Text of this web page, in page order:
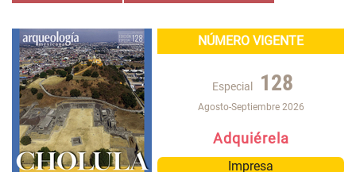
NÚMERO VIGENTE
Especial 128
Agosto-Septiembre 2026
Adquiérela
Impresa